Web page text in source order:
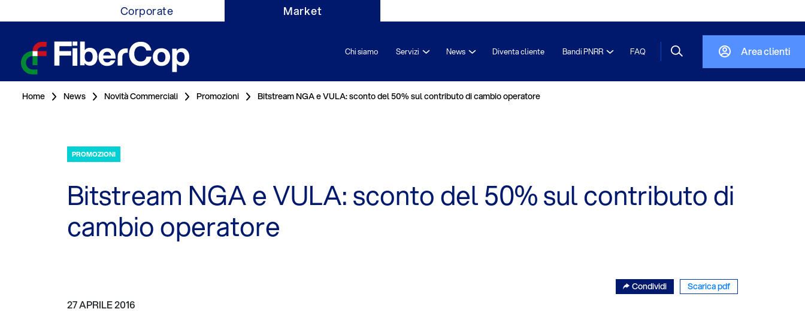
Corporate Market
Chi siamo Servizi News Diventa cliente Bandi PNRR FAQ Area clienti
Home News Novità Commerciali Promozioni Bitstream NGA e VULA: sconto del 50% sul contributo di cambio operatore
PROMOZIONI
Bitstream NGA e VULA: sconto del 50% sul contributo di
cambio operatore
Condividi Scarica pdf
27 APRILE 2016